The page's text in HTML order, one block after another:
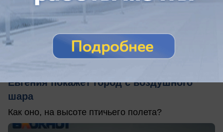
сегодня в 08:28
Евгения покажет город с воздушного
шара
Как оно, на высоте птичьего полета?